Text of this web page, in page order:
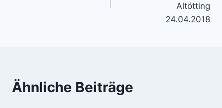
Altötting
24.04.2018
Ähnliche Beiträge